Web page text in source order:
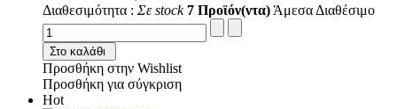
Διαθεσιμότητα : Σε stock 7 Προϊόν(ντα) Άμεσα Διαθέσιμο
Στο καλάθι
Προσθήκη στην Wishlist
Προσθήκη για σύγκριση
Hot